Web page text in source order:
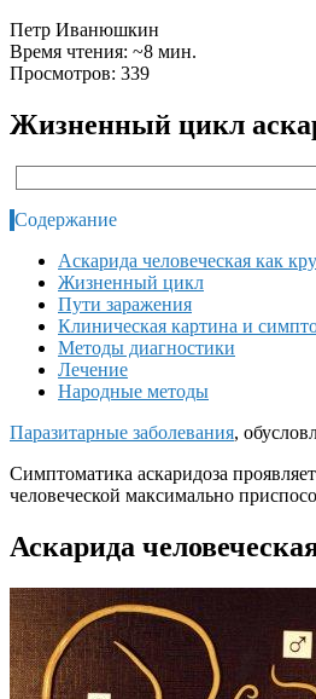
Петр Иванюшкин
Время чтения: ~8 мин.
Просмотров: 339
Жизненный цикл
Содержание
Аскарида человеческая как
Жизненный цикл
Пути заражения
Клиническая картина и
Методы диагностики
Лечение
Народные методы
Паразитарные заболевания,
Симптоматика аскаридоза
человеческой максимально
Аскарида